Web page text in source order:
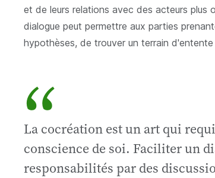
et de leurs relations avec des acteurs plus
dialogue peut permettre aux parties
hypothèses, de trouver un terrain
“
La cocréation est un art qui
conscience de soi. Faciliter un
responsabilités par des